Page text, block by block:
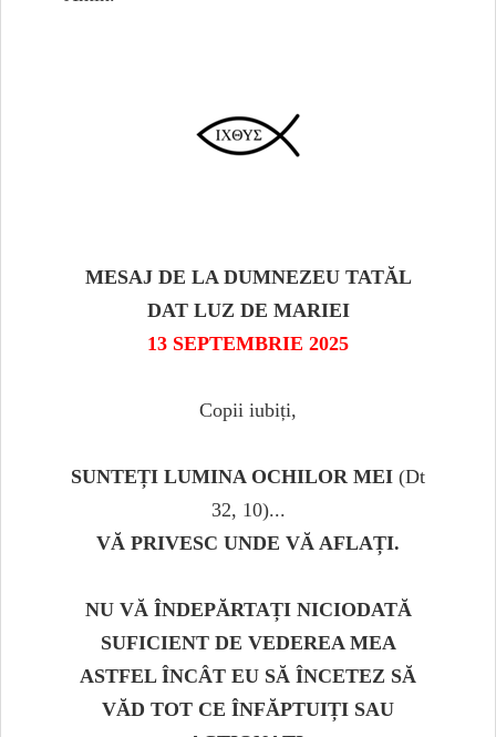
MESAJ DE LA DUMNEZEU TATĂL
DAT LUZ DE MARIEI
13 SEPTEMBRIE 2025
Copii iubiți,
SUNTEȚI LUMINA OCHILOR MEI (Dt
32, 10)...
VĂ PRIVESC UNDE VĂ AFLAȚI.
NU VĂ ÎNDEPĂRTAȚI NICIODATĂ
SUFICIENT DE VEDEREA MEA
ASTFEL ÎNCÂT EU SĂ ÎNCETEZ SĂ
VĂD TOT CE ÎNFĂPTUIȚI SAU